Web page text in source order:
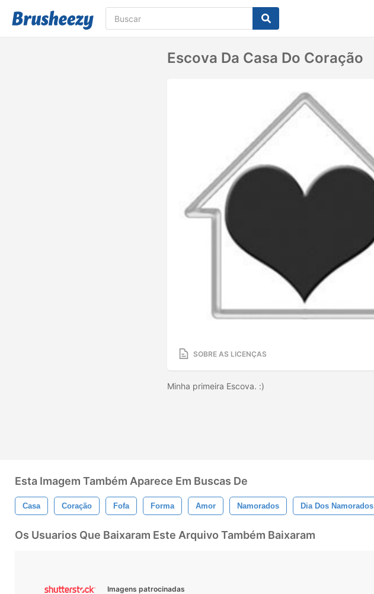
Escova Da Casa Do Coração
SOBRE AS LICENÇAS
Minha primeira Escova. :)
Esta Imagem Também Aparece Em Buscas De
Casa Coração Fofa Forma Amor Namorados Dia Dos Namorados
Os Usuarios Que Baixaram Este Arquivo Também Baixaram
Imagens patrocinadas